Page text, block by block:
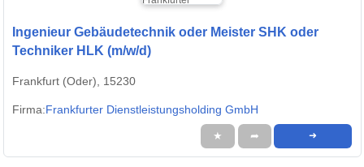
Ingenieur Gebäudetechnik oder Meister SHK oder
Techniker HLK (m/w/d)
Frankfurt (Oder), 15230
Firma:Frankfurter Dienstleistungsholding GmbH
★ ➦ ➜